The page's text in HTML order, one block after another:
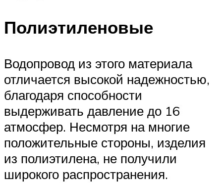
Полиэтиленовые
Водопровод из этого материала
отличается высокой надежностью,
благодаря способности
выдерживать давление до 16
атмосфер. Несмотря на многие
положительные стороны, изделия
из полиэтилена, не получили
широкого распространения.